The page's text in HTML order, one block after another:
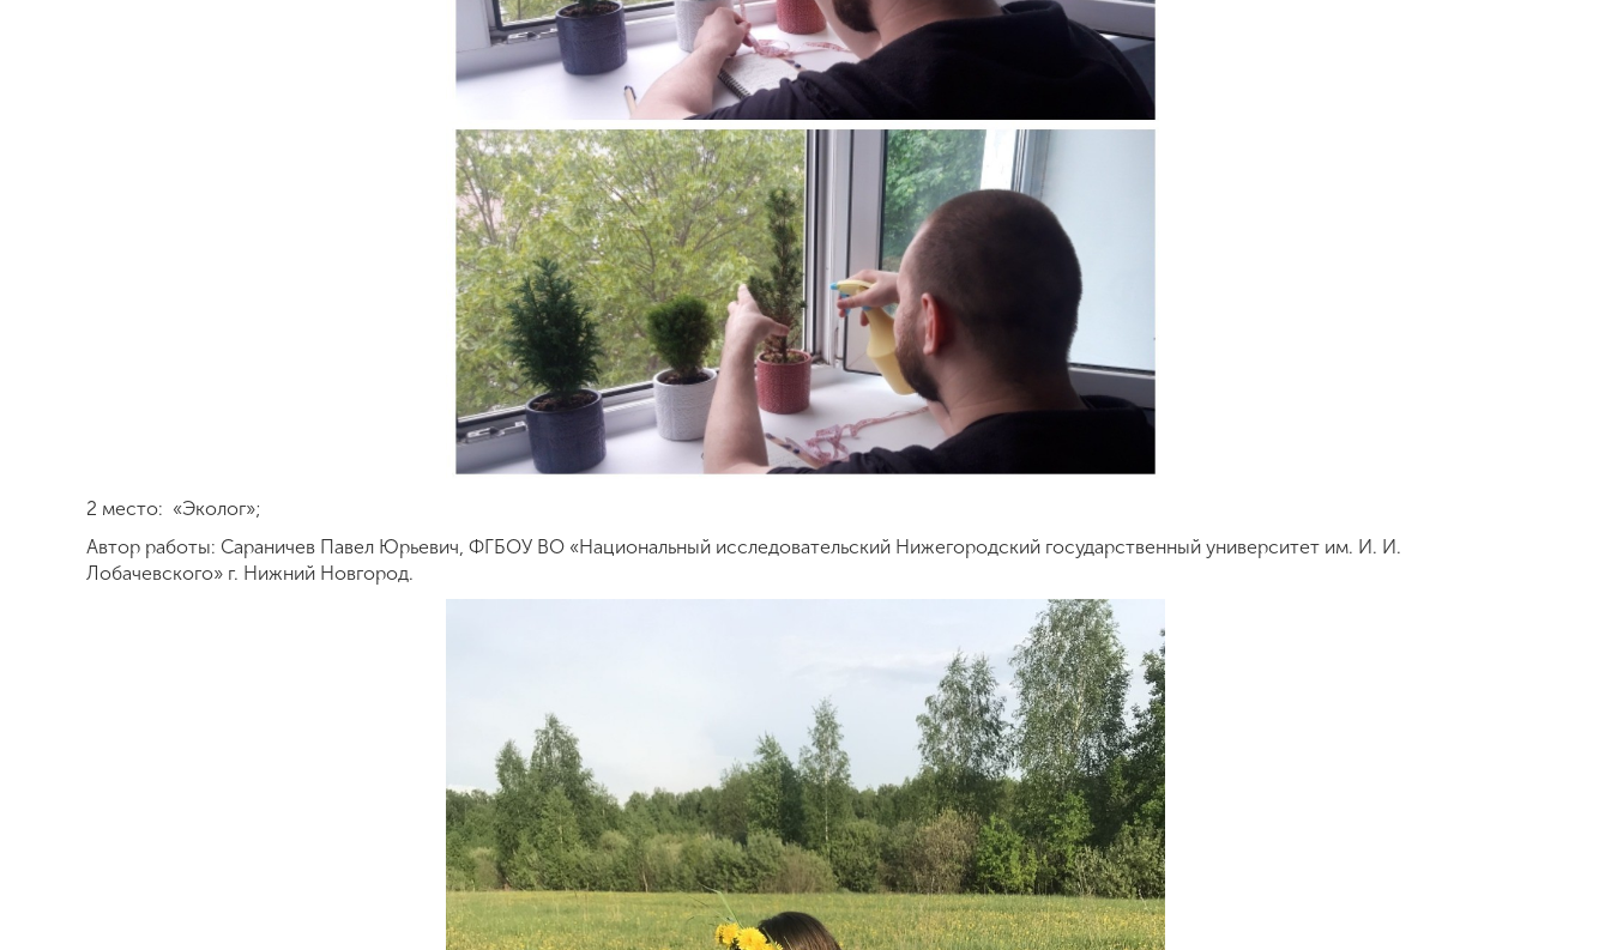
2 место: «Эколог»;
Автор работы: Сараничев Павел Юрьевич, ФГБОУ ВО «Национальный исследовательский Нижегородский государственный университет им. И. И.
Лобачевского» г. Нижний Новгород.